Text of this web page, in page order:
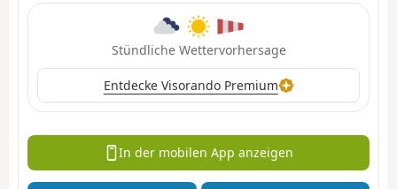
Stündliche Wettervorhersage
Entdecke Visorando Premium
In der mobilen App anzeigen